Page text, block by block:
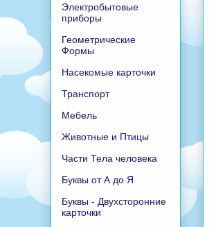
Электробытовые
приборы
Геометрические
Формы
Насекомые карточки
Транспорт
Мебель
Животные и Птицы
Части Тела человека
Буквы от А до Я
Буквы - Двухсторонние
карточки